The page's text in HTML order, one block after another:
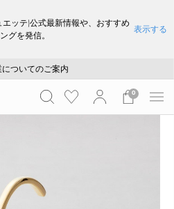
エッテ)公式最新情報や、おすすめ
グを発信。
表示する
用のご案内
品物のお届け状況について
ついてのご案内
ITEMS >>
用のご案内
品物のお届け状況について
0